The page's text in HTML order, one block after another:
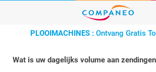
PLOOIMACHINES : Ontvang Gratis
Wat is uw dagelijks volume aan